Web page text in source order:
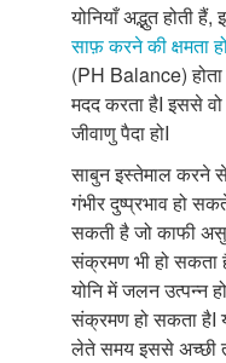
योनियाँ अद्भुत होती
साफ़ करने की क्षमता
(PH Balance)
मदद करता हैI इससे
जीवाणु पैदा होI
साबुन इस्तेमाल करने
गंभीर दुष्प्रभाव हो
सकती है जो काफी
संक्रमण भी हो सकता
योनि में जलन उत्पन्न
संक्रमण हो सकता हैI
लेते समय इससे अच्छी